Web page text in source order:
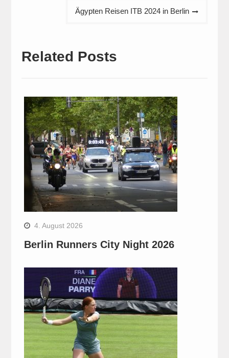
Ägypten Reisen ITB 2024 in Berlin
Related Posts
4. August 2026
Berlin Runners City Night 2026